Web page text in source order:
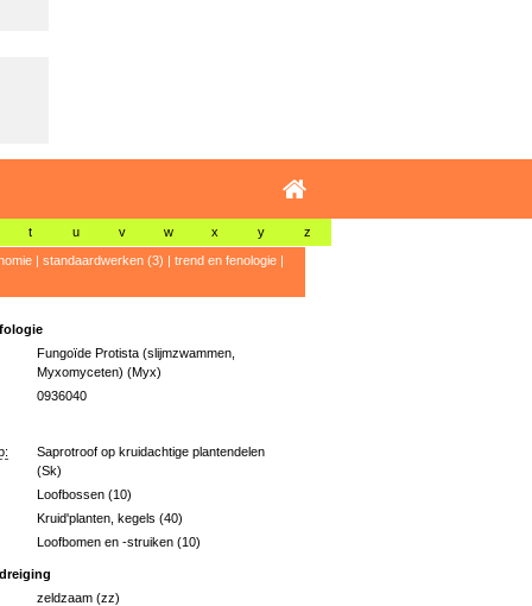
t u v w x y z
| standaardwerken (3) | trend en fenologie|
Fungoïde Protista (slijmzwammen,
Myxomyceten) (Myx)
0936040
Saprotroof op kruidachtige plantendelen
(Sk)
Loofbossen (10)
Kruid'planten, kegels (40)
Loofbomen en -struiken (10)
zeldzaam (zz)